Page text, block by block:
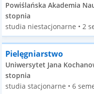
Powiślańska Akademia
stopnia
studia niestacjonarne • 2
Pielęgniarstwo
Uniwersytet Jana
stopnia
studia stacjonarne • 6